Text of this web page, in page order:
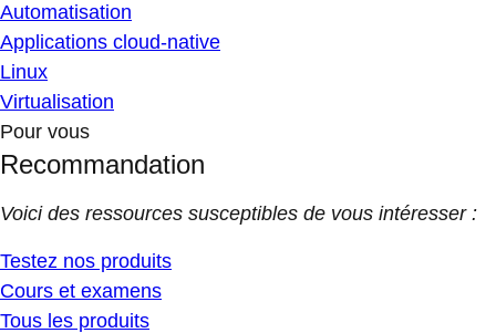
Automatisation
Applications cloud-native
Linux
Virtualisation
Pour vous
Recommandation
Voici des ressources susceptibles de vous intéresser :
Testez nos produits
Cours et examens
Tous les produits